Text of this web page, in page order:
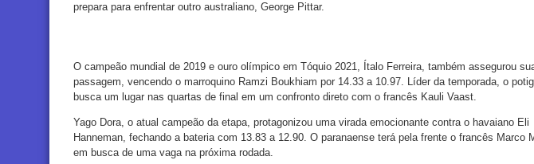
prepara para enfrentar outro australiano, George Pittar.
O campeão mundial de 2019 e ouro olímpico em Tóquio 2021, Ítalo Ferreira, também assegurou
passagem, vencendo o marroquino Ramzi Boukhiam por 14.33 a 10.97. Líder da temporada, o
busca um lugar nas quartas de final em um confronto direto com o francês Kauli Vaast.
Yago Dora, o atual campeão da etapa, protagonizou uma virada emocionante contra o havaiano Eli
Hanneman, fechando a bateria com 13.83 a 12.90. O paranaense terá pela frente o francês Marco
em busca de uma vaga na próxima rodada.